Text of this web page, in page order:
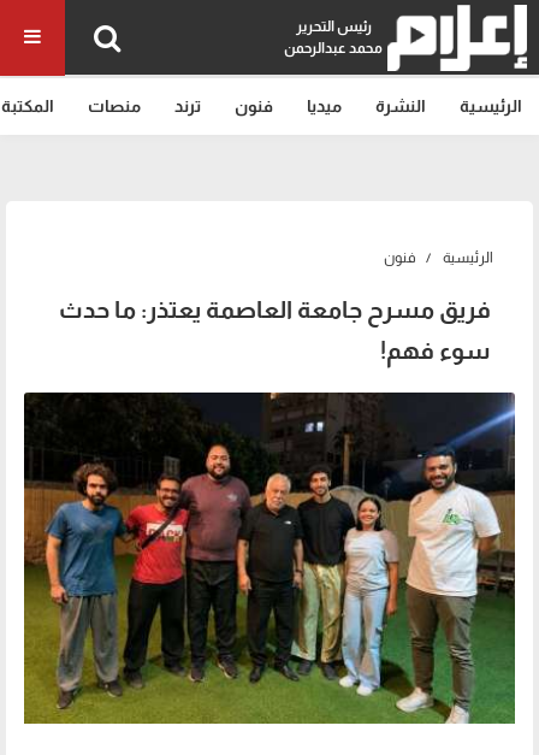
رئيس التحرير
محمد عبدالرحمن
الرئيسية النشرة ميديا فنون ترند منصات المكتبة
الرئيسية فنون
فريق مسرح جامعة العاصمة يعتذر: ما حدث
سوء فهم!